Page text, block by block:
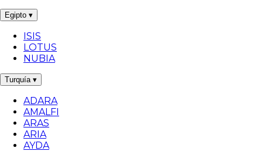
Egipto ▾
ISIS
LOTUS
NUBIA
Turquía ▾
ADARA
AMALFI
ARAS
ARIA
AYDA